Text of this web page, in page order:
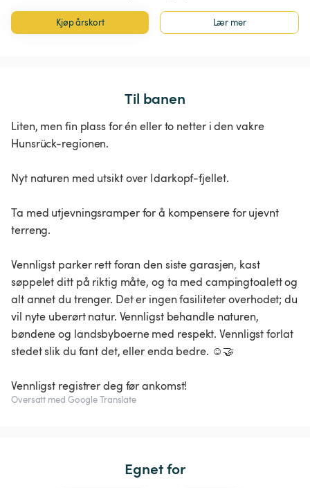
Kjøp årskort Lær mer
Til banen
Liten, men fin plass for én eller to netter i den vakre
Hunsrück-regionen.
Nyt naturen med utsikt over Idarkopf-fjellet.
Ta med utjevningsramper for å kompensere for ujevnt
terreng.
Vennligst parker rett foran den siste garasjen, kast
søppelet ditt på riktig måte, og ta med campingtoalett og
alt annet du trenger. Det er ingen fasiliteter overhodet; du
vil nyte uberørt natur. Vennligst behandle naturen,
bøndene og landsbyboerne med respekt. Vennligst forlat
stedet slik du fant det, eller enda bedre. ☺️🤝
Vennligst registrer deg før ankomst!
Oversatt med Google Translate
Egnet for